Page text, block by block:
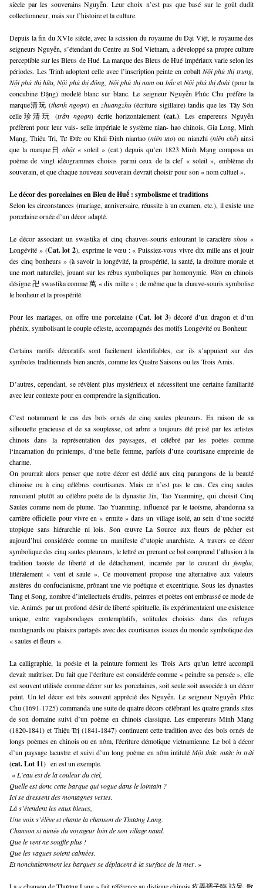
siècle par les souverains Nguyễn. Leur choix n’est pas que basé sur le goût dudit
collectionneur, mais sur l’histoire et la culture.
Depuis la fin du XVIe siècle, avec la scission du royaume du Đại Việt, le royaume des
seigneurs Nguyễn, s’étendant du Centre au Sud Vietnam, a développé sa propre culture
perceptible sur les Bleus de Hué. La marque des Bleus de Hué impériaux varie selon les
périodes. Les Trịnh adoptent celle avec l’inscription peinte en cobalt Nội phủ thị trung,
Nội phủ thị hữu, Nội phủ thị đông, Nội phủ thị namou bắcetNội phủ thị đoài(pour la
concubine Đặng) modelé blanc sur blanc. Le seigneur Nguyễn Phúc Chu préfère la
marque清玩 (thanh ngoạn) en zhuangzhu(écriture sigillaire) tandis que les Tây Sơn
celle珍清玩 (trân ngoạn) écrite horizontalement(cat.). Les empereurs Nguyễn
préfèrent pour leur vais- selle impériale le système nian- hao chinois, Gia Long, Minh
Mạng, Thiệu Trị, Tự Đức ou Khải Định niantao (niên tạo) ou nianzhi (niên chế) ainsi
que la marque日nhật« soleil » (cat.) depuis qu’en 1823 Minh Mạng composa un
poème de vingt idéogrammes choisis parmi ceux de la clef « soleil », emblème du
souverain, et que chaque nouveau souverain devrait choisir pour son « nom cultuel ».
Le décor des porcelaines en Bleu de Huế : symbolisme et traditions
Selon les circonstances (mariage, anniversaire, réussite à un examen, etc.), il existe une
porcelaine ornée d’un décor adapté.
Le décor associant un swastika et cinq chauves-souris entourant le caractère shou«
Longévité » (Cat. lot 2), exprime le vœu : « Puissiez-vous vivre dix mille ans et jouir
des cinq bonheurs » (à savoir la longévité, la prospérité, la santé, la droiture morale et
une mort naturelle), jouant sur les rébus symboliques par homonymie. Wanen chinois
désigne 卍 swastika comme 萬 « dix mille » ; de même que la chauve-souris symbolise
le bonheur et la prospérité.
Pour les mariages, on offre une porcelaine (Cat. lot 3) décoré d’un dragon et d’un
phénix, symbolisant le couple céleste, accompagnés des motifs Longévité ou Bonheur.
Certains motifs décoratifs sont facilement identifiables, car ils s’appuient sur des
symboles traditionnels bien ancrés, comme les Quatre Saisons ou les Trois Amis.
D’autres, cependant, se révèlent plus mystérieux et nécessitent une certaine familiarité
avec leur contexte pour en comprendre la signification.
C’est notamment le cas des bols ornés de cinq saules pleureurs. En raison de sa
silhouette gracieuse et de sa souplesse, cet arbre a toujours été prisé par les artistes
chinois dans la représentation des paysages, et célébré par les poètes comme
l‘incarnation du printemps, d’une belle femme, parfois d’une courtisane empreinte de
charme.
On pourrait alors penser que notre décor est dédié aux cinq parangons de la beauté
chinoise ou à cinq célèbres courtisanes. Mais ce n’est pas le cas. Ces cinq saules
renvoient plutôt au célèbre poète de la dynastie Jin, Tao Yuanming, qui choisit Cinq
Saules comme nom de plume. Tao Yuanming, influencé par le taoïsme, abandonna sa
carrière officielle pour vivre en « ermite » dans un village isolé, au sein d’une société
utopique sans hiérarchie ni lois. Son œuvre La Source aux fleurs de pêcher est
aujourd’hui considérée comme un manifeste d’utopie anarchiste. A travers ce décor
symbolique des cinq saules pleureurs, le lettré en prenant ce bol comprend l’allusion à la
tradition taoïste de liberté et de détachement, incarnée par le courant du fengliu,
littéralement « vent et saule ». Ce mouvement propose une alternative aux valeurs
austères du confucianisme, prônant une vie poétique et excentrique. Sous les dynasties
Tang et Song, nombre d’intellectuels érudits, peintres et poètes ont embrassé ce mode de
vie. Animés par un profond désir de liberté spirituelle, ils expérimentaient une existence
unique, entre vagabondages contemplatifs, solitudes choisies dans des refuges
montagnards ou plaisirs partagés avec des courtisanes issues du monde symbolique des
« saules et fleurs ».
La calligraphie, la poésie et la peinture forment les Trois Arts qu'un lettré accompli
devait maîtriser. Du fait que l’écriture est considérée comme « peindre sa pensée », elle
est souvent utilisée comme décor sur les porcelaines, soit seule soit associée à un décor
peint. Un tel décor est très souvent apprécié des Nguyễn. Le seigneur Nguyễn Phúc
Chu (1691-1725) commanda une suite de quatre décors célébrant les quatre grands sites
de son domaine suivi d’un poème en chinois classique. Les empereurs Minh Mạng
(1820-1841) et Thiệu Trị (1841-1847) continuent cette tradition avec des bols ornés de
longs poèmes en chinois ou en nôm, l'écriture démotique vietnamienne. Le bol à décor
d’un paysage lacustre et suivi d’un long poème en nôm intituléMột thức nước in trời
(cat. Lot 11) en est un exemple.
« L’eau est de la couleur du ciel,
Quelle est donc cette barque qui vogue dans le lointain ?
Ici se dressent des montagnes vertes.
Là s’étendent les eaux bleues,
Une voix s’élève et chante la chanson de Thương Lang.
Chanson si aimée du voyageur loin de son village natal.
Que le vent ne souffle plus !
Que les vagues soient calmées.
Et nonchalamment les barques se déplacent à la surface de la mer. »